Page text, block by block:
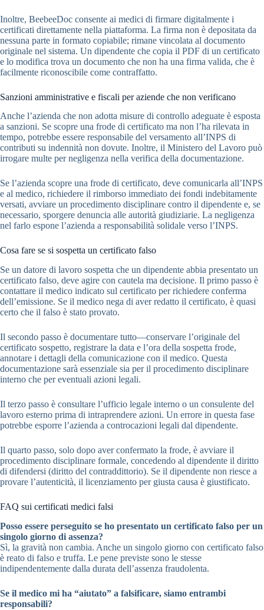
Inoltre, BeebeeDoc consente ai medici di firmare digitalmente i
certificati direttamente nella piattaforma. La firma non è depositata da
nessuna parte in formato copiabile; rimane vincolata al documento
originale nel sistema. Un dipendente che copia il PDF di un certificato
e lo modifica trova un documento che non ha una firma valida, che è
facilmente riconoscibile come contraffatto.
Sanzioni amministrative e fiscali per aziende che non verificano
Anche l’azienda che non adotta misure di controllo adeguate è esposta
a sanzioni. Se scopre una frode di certificato ma non l’ha rilevata in
tempo, potrebbe essere responsabile del versamento all’INPS di
contributi su indennità non dovute. Inoltre, il Ministero del Lavoro può
irrogare multe per negligenza nella verifica della documentazione.
Se l’azienda scopre una frode di certificato, deve comunicarla all’INPS
e al medico, richiedere il rimborso immediato dei fondi indebitamente
versati, avviare un procedimento disciplinare contro il dipendente e, se
necessario, sporgere denuncia alle autorità giudiziarie. La negligenza
nel farlo espone l’azienda a responsabilità solidale verso l’INPS.
Cosa fare se si sospetta un certificato falso
Se un datore di lavoro sospetta che un dipendente abbia presentato un
certificato falso, deve agire con cautela ma decisione. Il primo passo è
contattare il medico indicato sul certificato per richiedere conferma
dell’emissione. Se il medico nega di aver redatto il certificato, è quasi
certo che il falso è stato provato.
Il secondo passo è documentare tutto—conservare l’originale del
certificato sospetto, registrare la data e l’ora della sospetta frode,
annotare i dettagli della comunicazione con il medico. Questa
documentazione sarà essenziale sia per il procedimento disciplinare
interno che per eventuali azioni legali.
Il terzo passo è consultare l’ufficio legale interno o un consulente del
lavoro esterno prima di intraprendere azioni. Un errore in questa fase
potrebbe esporre l’azienda a controcazioni legali dal dipendente.
Il quarto passo, solo dopo aver confermato la frode, è avviare il
procedimento disciplinare formale, concedendo al dipendente il diritto
di difendersi (diritto del contraddittorio). Se il dipendente non riesce a
provare l’autenticità, il licenziamento per giusta causa è giustificato.
FAQ sui certificati medici falsi
Posso essere perseguito se ho presentato un certificato falso per un
singolo giorno di assenza?
Sì, la gravità non cambia. Anche un singolo giorno con certificato falso
è reato di falso e truffa. Le pene previste sono le stesse
indipendentemente dalla durata dell’assenza fraudolenta.
Se il medico mi ha “aiutato” a falsificare, siamo entrambi
responsabili?